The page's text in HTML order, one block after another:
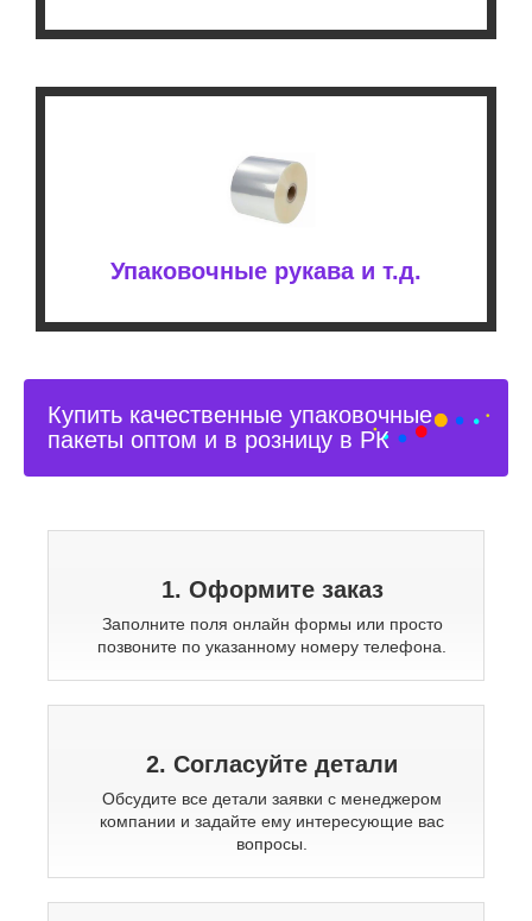
Упаковочные рукава и т.д.
Купить качественные упаковочные
пакеты оптом и в розницу в РК
1. Оформите заказ
Заполните поля онлайн формы или просто
позвоните по указанному номеру телефона.
2. Согласуйте детали
Обсудите все детали заявки с менеджером
компании и задайте ему интересующие вас
вопросы.